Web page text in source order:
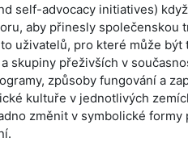
self-advocacy initiatives)
aby přinesly společenskou
uživatelů, pro které může
skupiny přeživších v
způsoby fungování a
kultuře v jednotlivých
změnit v symbolické